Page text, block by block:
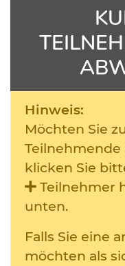
Hinweis:
Möchten Sie
Teilnehmende
klicken Sie
Teilnehmer
unten.
Falls Sie eine
möchten als